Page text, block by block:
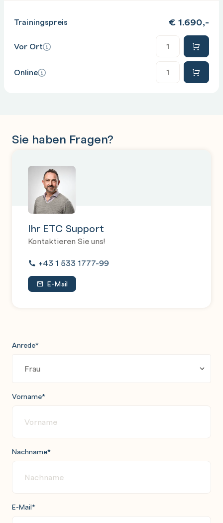
Trainingspreis € 1.690,-
Vor Ort
Online
Sie haben Fragen?
Ihr ETC Support
Kontaktieren Sie uns!
+43 1 533 1777-99
E-Mail
Anrede*
Vorname*
Nachname*
E-Mail*